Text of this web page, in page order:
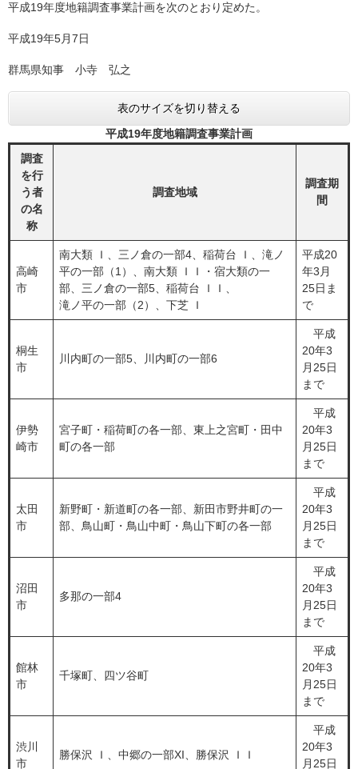
平成19年度地籍調査事業計画を次のとおり定めた。
平成19年5月7日
群馬県知事 小寺 弘之
表のサイズを切り替える
平成19年度地籍調査事業計画
調査
を行
う者
の名
称
調査地域
調査期
間
高崎
市
南大類 Ｉ、三ノ倉の一部4、稲荷台 Ｉ、滝ノ
平の一部（1）、南大類 ＩＩ・宿大類の一
部、三ノ倉の一部5、稲荷台 ＩＩ、
滝ノ平の一部（2）、下芝 Ｉ
平成20
年3月
25日ま
で
桐生
市
川内町の一部5、川内町の一部6
平成
20年3
月25日
まで
伊勢
崎市
宮子町・稲荷町の各一部、東上之宮町・田中
町の各一部
平成
20年3
月25日
まで
太田
市
新野町・新道町の各一部、新田市野井町の一
部、鳥山町・鳥山中町・鳥山下町の各一部
平成
20年3
月25日
まで
沼田
市
多那の一部4
平成
20年3
月25日
まで
館林
市
千塚町、四ツ谷町
平成
20年3
月25日
まで
渋川
市
勝保沢 Ｉ、中郷の一部XI、勝保沢 ＩＩ
平成
20年3
月25日